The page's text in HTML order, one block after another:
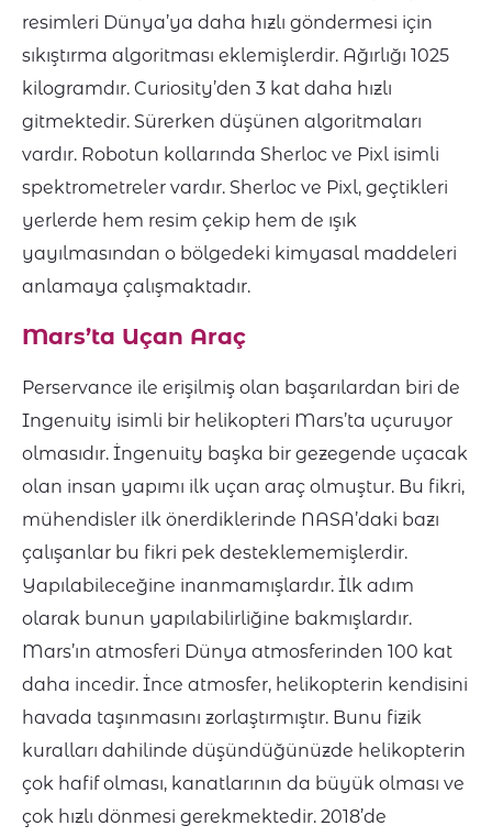
resimleri Dünya’ya daha hızlı göndermesi için
sıkıştırma algoritması eklemişlerdir. Ağırlığı 1025
kilogramdır. Curiosity’den 3 kat daha hızlı
gitmektedir. Sürerken düşünen algoritmaları
vardır. Robotun kollarında Sherloc ve Pixl isimli
spektrometreler vardır. Sherloc ve Pixl, geçtikleri
yerlerde hem resim çekip hem de ışık
yayılmasından o bölgedeki kimyasal maddeleri
anlamaya çalışmaktadır.
Mars’ta Uçan Araç
Perservance ile erişilmiş olan başarılardan biri de
Ingenuity isimli bir helikopteri Mars’ta uçuruyor
olmasıdır. İngenuity başka bir gezegende uçacak
olan insan yapımı ilk uçan araç olmuştur. Bu fikri,
mühendisler ilk önerdiklerinde NASA’daki bazı
çalışanlar bu fikri pek desteklememişlerdir.
Yapılabileceğine inanmamışlardır. İlk adım
olarak bunun yapılabilirliğine bakmışlardır.
Mars’ın atmosferi Dünya atmosferinden 100 kat
daha incedir. İnce atmosfer, helikopterin kendisini
havada taşınmasını zorlaştırmıştır. Bunu fizik
kuralları dahilinde düşündüğünüzde helikopterin
çok hafif olması, kanatlarının da büyük olması ve
çok hızlı dönmesi gerekmektedir. 2018’de